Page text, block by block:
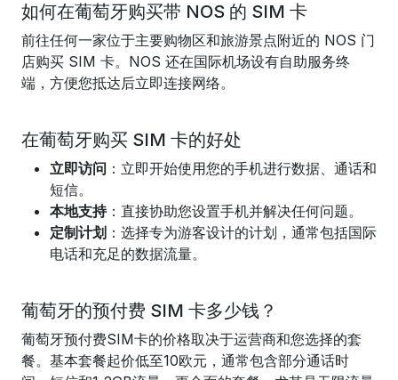
如何在葡萄牙购买带 NOS 的 SIM 卡
前往任何一家位于主要购物区和旅游景点附近的 NOS 门
店购买 SIM 卡。NOS 还在国际机场设有自助服务终
端，方便您抵达后立即连接网络。
在葡萄牙购买 SIM 卡的好处
立即访问 ：立即开始使用您的手机进行数据、通话和
短信。
本地支持：直接协助您设置手机并解决任何问题。
定制计划 ：选择专为游客设计的计划，通常包括国际
电话和充足的数据流量。
葡萄牙的预付费 SIM 卡多少钱？
葡萄牙预付费SIM卡的价格取决于运营商和您选择的套
餐。基本套餐起价低至10欧元，通常包含部分通话时